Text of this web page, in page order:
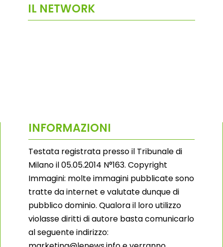
IL NETWORK
INFORMAZIONI
Testata registrata presso il Tribunale di
Milano il 05.05.2014 N°163. Copyright
Immagini: molte immagini pubblicate sono
tratte da internet e valutate dunque di
pubblico dominio. Qualora il loro utilizzo
violasse diritti di autore basta comunicarlo
al seguente indirizzo: